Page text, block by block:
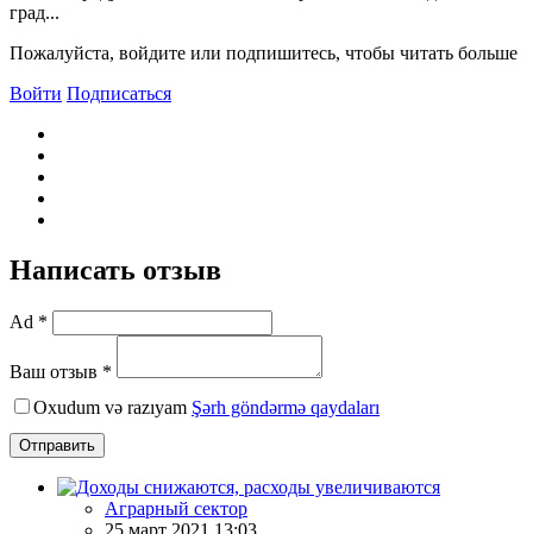
град...
Пожалуйста, войдите или подпишитесь, чтобы читать больше
Войти Подписаться
Написать отзыв
Ad *
Ваш отзыв *
Oxudum və razıyam Şərh göndərmə qaydaları
Отправить
Аграрный сектор
25 март 2021 13:03